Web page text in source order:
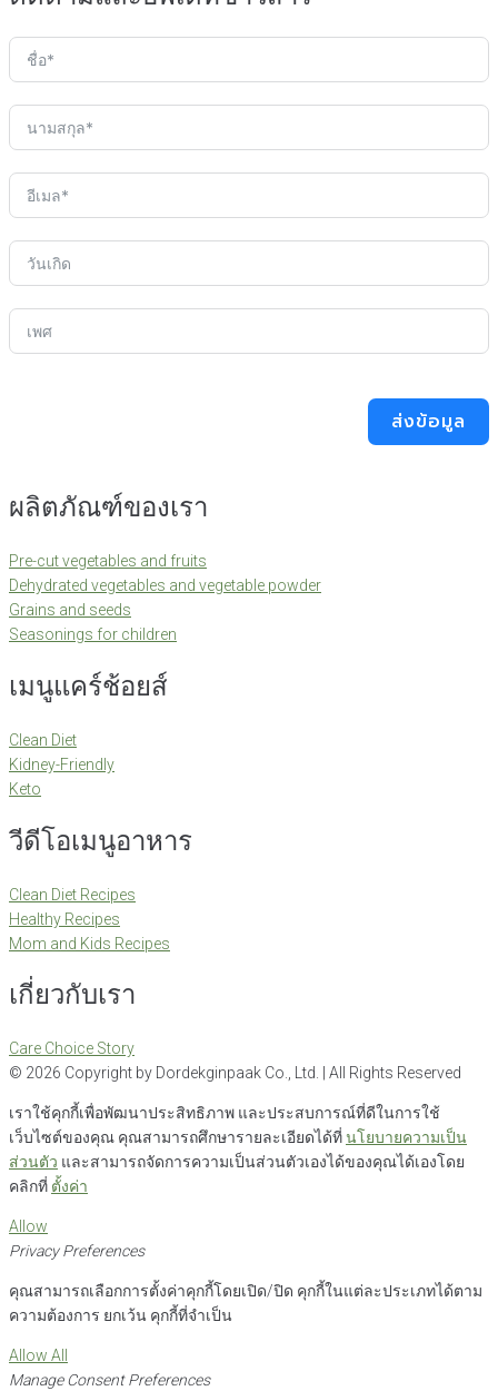
ส่งข้อมูล
ผลิตภัณฑ์ของเรา
Pre-cut vegetables and fruits
Dehydrated vegetables and vegetable powder
Grains and seeds
Seasonings for children
เมนูแคร์ช้อยส์
Clean Diet
Kidney-Friendly
Keto
วีดีโอเมนูอาหาร
Clean Diet Recipes
Healthy Recipes
Mom and Kids Recipes
เกี่ยวกับเรา
Care Choice Story
© 2026 Copyright by Dordekginpaak Co., Ltd. | All Rights Reserved
เราใช้คุกกี้เพื่อพัฒนาประสิทธิภาพ และประสบการณ์ที่ดีในการใช้
เว็บไซต์ของคุณ คุณสามารถศึกษารายละเอียดได้ที่นโยบายความเป็น
ส่วนตัว และสามารถจัดการความเป็นส่วนตัวเองได้ของคุณได้เองโดย
คลิกที่ ตั้งค่า
Allow
Privacy Preferences
คุณสามารถเลือกการตั้งค่าคุกกี้โดยเปิด/ปิด คุกกี้ในแต่ละประเภทได้ตาม
ความต้องการ ยกเว้น คุกกี้ที่จำเป็น
Allow All
Manage Consent Preferences